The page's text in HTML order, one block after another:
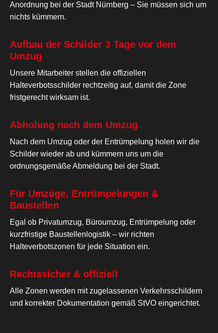
Anordnung bei der Stadt Nürnberg – Sie müssen sich um
nichts kümmern.
Aufbau der Schilder 3 Tage vor dem
Umzug
Unsere Mitarbeiter stellen die offiziellen
Halteverbotsschilder rechtzeitig auf, damit die Zone
fristgerecht wirksam ist.
Abholung nach dem Umzug
Nach dem Umzug oder der Entrümpelung holen wir die
Schilder wieder ab und kümmern uns um die
ordnungsgemäße Abmeldung bei der Stadt.
Für Umzüge, Entrümpelungen &
Baustellen
Egal ob Privatumzug, Büroumzug, Entrümpelung oder
kurzfristige Baustellenlogistik – wir richten
Halteverbotszonen für jede Situation ein.
Rechtssicher & offiziell
Alle Zonen werden mit zugelassenen Verkehrsschildern
und korrekter Dokumentation gemäß StVO eingerichtet.